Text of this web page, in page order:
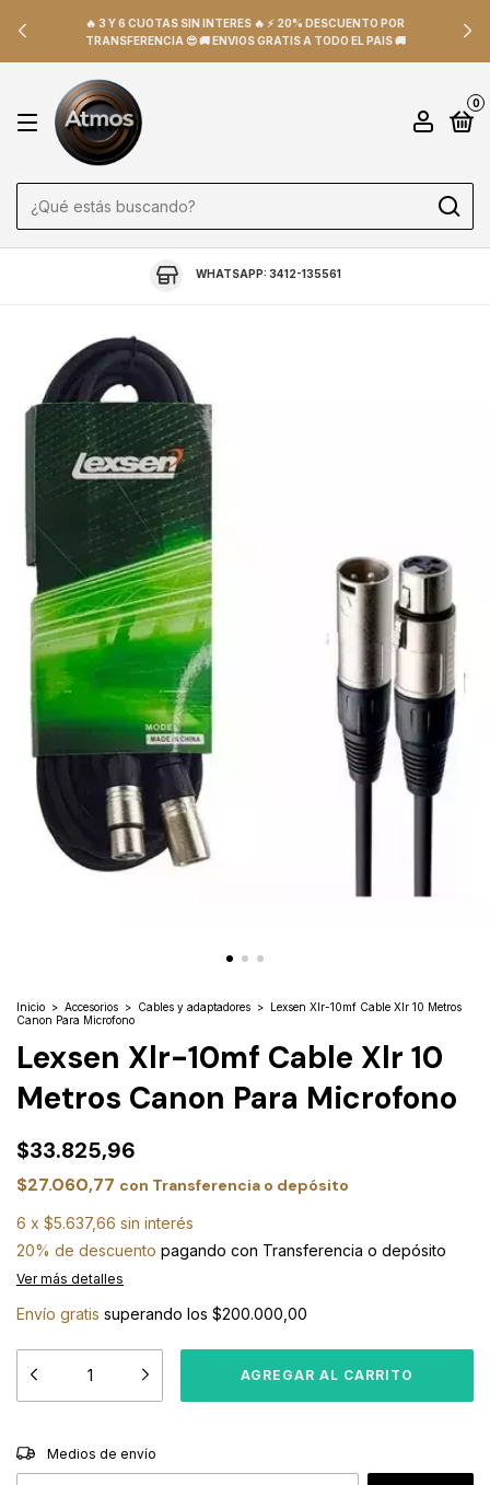
🔥 3 Y 6 CUOTAS SIN INTERES 🔥 ⚡ 20% DESCUENTO POR
TRANSFERENCIA 😎 🚚 ENVIOS GRATIS A TODO EL PAIS 🚚
0
WHATSAPP: 3412-135561
Inicio > Accesorios > Cables y adaptadores > Lexsen Xlr-10mf Cable Xlr 10 Metros
Canon Para Microfono
Lexsen Xlr-10mf Cable Xlr 10
Metros Canon Para Microfono
$33.825,96
$27.060,77 con Transferencia o depósito
6 x $5.637,66 sin interés
20% de descuento pagando con Transferencia o depósito
Ver más detalles
Envío gratis superando los $200.000,00
Entregas para el CP:
Medios de envío